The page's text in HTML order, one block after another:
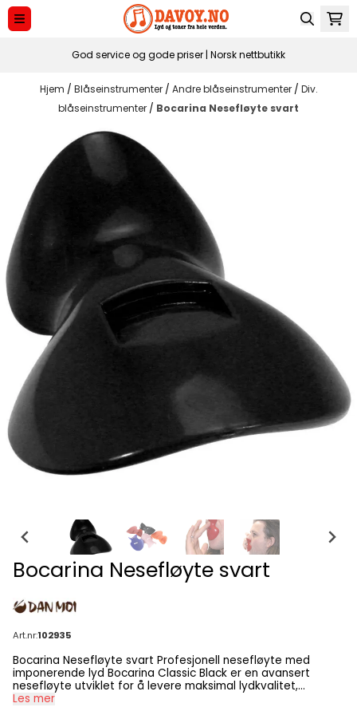
Hopp til innhold
God service og gode priser | Norsk nettbutikk
Hjem / Blåseinstrumenter / Andre blåseinstrumenter / Div.
blåseinstrumenter / Bocarina Nesefløyte svart
Bocarina Nesefløyte svart
Art.nr:102935
Bocarina Nesefløyte svart Profesjonell nesefløyte med
imponerende lyd Bocarina Classic Black er en avansert
nesefløyte utviklet for å levere maksimal lydkvalitet,
brukervennlighet og spilleglede. Denne høykvalitets
Les mer